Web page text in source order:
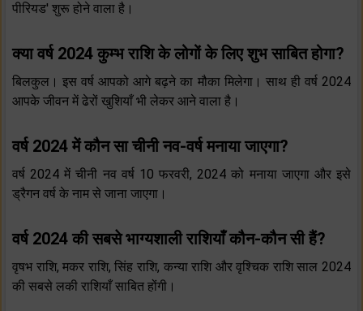
पीरियड' शुरू होने वाला है।
क्या वर्ष 2024 कुम्भ राशि के लोगों के लिए शुभ साबित होगा?
बिलकुल। इस वर्ष आपको आगे बढ़ने का मौका मिलेगा। साथ ही वर्ष 2024
आपके जीवन में ढेरों खुशियाँ भी लेकर आने वाला है।
वर्ष 2024 में कौन सा चीनी नव-वर्ष मनाया जाएगा?
वर्ष 2024 में चीनी नव वर्ष 10 फरवरी, 2024 को मनाया जाएगा और इसे
ड्रैगन वर्ष के नाम से जाना जाएगा।
वर्ष 2024 की सबसे भाग्यशाली राशियाँ कौन-कौन सी हैं?
वृषभ राशि, मकर राशि, सिंह राशि, कन्या राशि और वृश्चिक राशि साल 2024
की सबसे लकी राशियाँ साबित होंगी।